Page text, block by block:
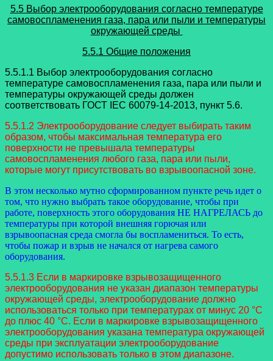
5.5 Выбор электрооборудования согласно температуре
самовоспламенения газа, пара или пыли и температуры
окружающей среды
5.5.1 Общие положения
5.5.1.1 Выбор электрооборудования согласно
температуре самовоспламенения газа, пара или пыли и
температуры окружающей среды должен
соответствовать ГОСТ IEC 60079-14-2013, пункт 5.6.
5.5.1.2 Электрооборудование следует выбирать таким
образом, чтобы максимальная температура его
поверхности не превышала температуры
самовоспламенения любого газа, пара или пыли,
которые могут присутствовать во взрывоопасной зоне.
В этом несколько мутно сформированном пункте речь идет о
том, что нужно выбрать такое оборудование, чтобы при
работе, поверхность этого оборудования НЕ НАГРЕЛАСЬ до
температуры при которой внешняя горючая или
взрывоопасная среда смогла бы воспламениться. То есть,
чтобы пожар и взрыв не начался от нагрева самого
оборудования.
5.5.1.3 Если в маркировке взрывозащищенного
электрооборудования не указан диапазон температуры
окружающей среды, электрооборудование должно
использоваться только при температурах от минус 20 °C
до плюс 40 °C. Если в маркировке взрывозащищенного
электрооборудования указана температура окружающей
среды при эксплуатации электрооборудование
допустимо использовать только в этом диапазоне.